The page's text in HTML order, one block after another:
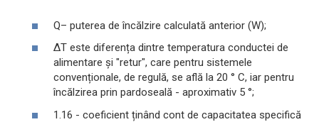
Q– puterea de încălzire calculată anterior (W);
ΔT este diferența dintre temperatura conductei de
alimentare și "retur", care pentru sistemele
convenționale, de regulă, se află la 20 ° C, iar pentru
încălzirea prin pardoseală - aproximativ 5 °;
1.16 - coeficient ținând cont de capacitatea specifică